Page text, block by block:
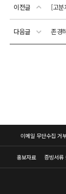
이전글
다음글 존경
이메일 무단수집 거
홍보자료 증빙서류